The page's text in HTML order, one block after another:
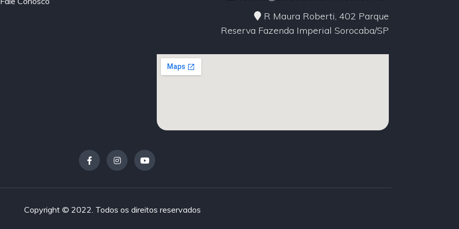
R Maura Roberti, 402 Parque
Reserva Fazenda Imperial Sorocaba/SP
Copyright © 2022. Todos os direitos reservados